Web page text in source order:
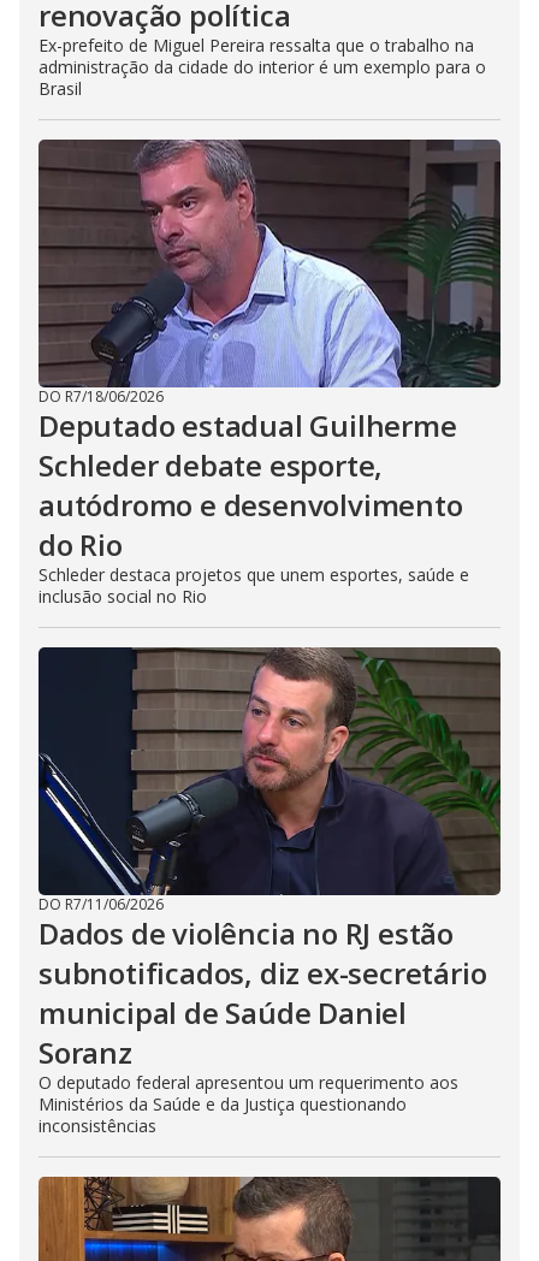
renovação política
Ex-prefeito de Miguel Pereira ressalta que o trabalho na
administração da cidade do interior é um exemplo para o
Brasil
DO R7/18/06/2026
Deputado estadual Guilherme
Schleder debate esporte,
autódromo e desenvolvimento
do Rio
Schleder destaca projetos que unem esportes, saúde e
inclusão social no Rio
DO R7/11/06/2026
Dados de violência no RJ estão
subnotificados, diz ex-secretário
municipal de Saúde Daniel
Soranz
O deputado federal apresentou um requerimento aos
Ministérios da Saúde e da Justiça questionando
inconsistências